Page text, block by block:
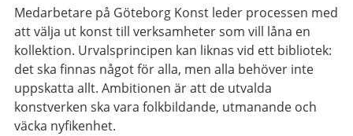
Medarbetare på Göteborg Konst leder processen med
att välja ut konst till verksamheter som vill låna en
kollektion. Urvalsprincipen kan liknas vid ett bibliotek:
det ska finnas något för alla, men alla behöver inte
uppskatta allt. Ambitionen är att de utvalda
konstverken ska vara folkbildande, utmanande och
väcka nyfikenhet.